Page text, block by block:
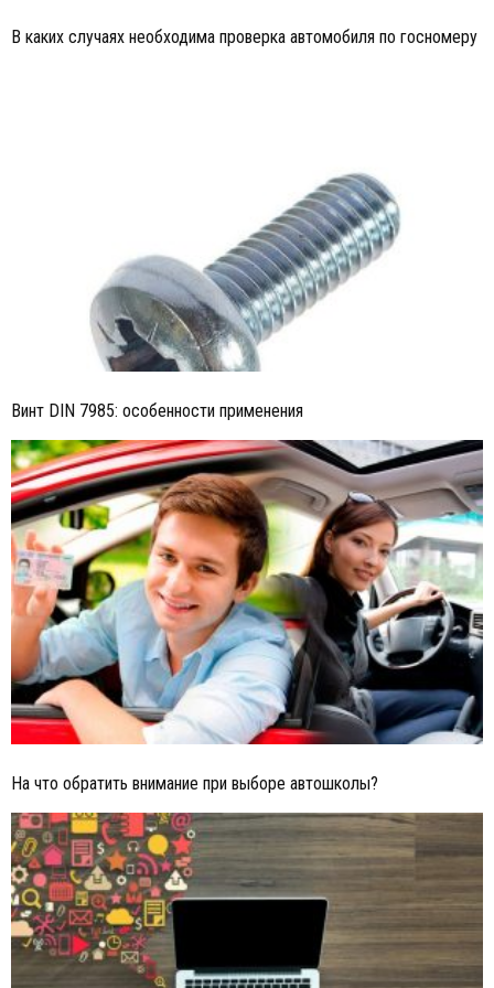
В каких случаях необходима проверка автомобиля по госномеру
Винт DIN 7985: особенности применения
На что обратить внимание при выборе автошколы?